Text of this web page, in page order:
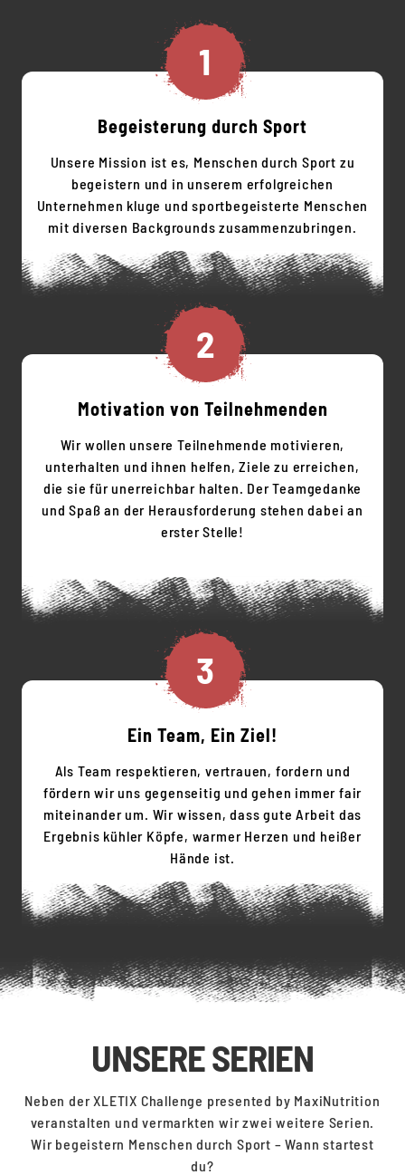
1
Begeisterung durch Sport
Unsere Mission ist es, Menschen durch Sport zu
begeistern und in unserem erfolgreichen
Unternehmen kluge und sportbegeisterte Menschen
mit diversen Backgrounds zusammenzubringen.
2
Motivation von Teilnehmenden
Wir wollen unsere Teilnehmende motivieren,
unterhalten und ihnen helfen, Ziele zu erreichen,
die sie für unerreichbar halten. Der Teamgedanke
und Spaß an der Herausforderung stehen dabei an
erster Stelle!
3
Ein Team, Ein Ziel!
Als Team respektieren, vertrauen, fordern und
fördern wir uns gegenseitig und gehen immer fair
miteinander um. Wir wissen, dass gute Arbeit das
Ergebnis kühler Köpfe, warmer Herzen und heißer
Hände ist.
UNSERE SERIEN
Neben der XLETIX Challenge presented by MaxiNutrition
veranstalten und vermarkten wir zwei weitere Serien.
Wir begeistern Menschen durch Sport – Wann startest
du?